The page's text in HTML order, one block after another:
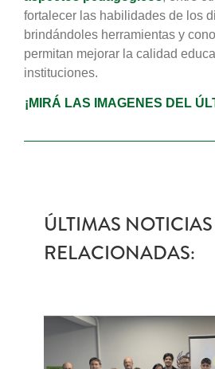
fortalecer las habilidades de los
brindándoles herramientas y
permitan mejorar la calidad
instituciones.
¡MIRÁ LAS IMAGENES DEL
ÚLTIMAS NOTICIAS
RELACIONADAS: